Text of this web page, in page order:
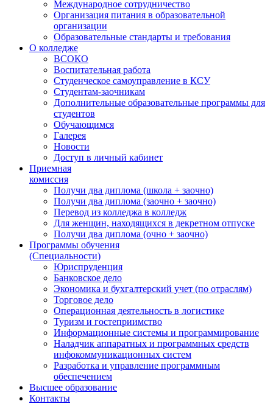
Международное сотрудничество
Организация питания в образовательной
организации
Образовательные стандарты и требования
О колледже
ВСОКО
Воспитательная работа
Студенческое самоуправление в КСУ
Студентам-заочникам
Дополнительные образовательные программы для
студентов
Обучающимся
Галерея
Новости
Доступ в личный кабинет
Приемная
комиссия
Получи два диплома (школа + заочно)
Получи два диплома (заочно + заочно)
Перевод из колледжа в колледж
Для женщин, находящихся в декретном отпуске
Получи два диплома (очно + заочно)
Программы обучения
(Специальности)
Юриспруденция
Банковское дело
Экономика и бухгалтерский учет (по отраслям)
Торговое дело
Операционная деятельность в логистике
Туризм и гостеприимство
Информационные системы и программирование
Наладчик аппаратных и программных средств
инфокоммуникационных систем
Разработка и управление программным
обеспечением
Высшее образование
Контакты